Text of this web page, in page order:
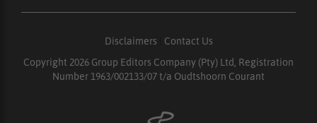
Disclaimers
Contact Us
Copyright 2026 Group Editors Company (Pty) Ltd, Registration
Number 1963/002133/07 t/a Oudtshoorn Courant